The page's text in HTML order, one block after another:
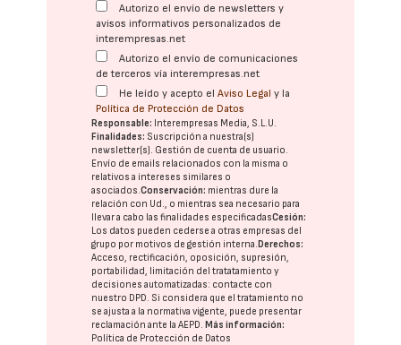
Autorizo el envío de newsletters y
avisos informativos personalizados de
interempresas.net
Autorizo el envío de comunicaciones
de terceros vía interempresas.net
He leído y acepto elAviso Legal y la
Política de Protección de Datos
Responsable: Interempresas Media, S.L.U.
Finalidades: Suscripción a nuestra(s)
newsletter(s). Gestión de cuenta de usuario.
Envío de emails relacionados con la misma o
relativos a intereses similares o
asociados.Conservación: mientras dure la
relación con Ud., o mientras sea necesario para
llevar a cabo las finalidades especificadasCesión:
Los datos pueden cederse a otras empresas del
grupo por motivos de gestión interna.Derechos:
Acceso, rectificación, oposición, supresión,
portabilidad, limitación del tratatamiento y
decisiones automatizadas: contacte con
nuestro DPD . Si considera que el tratamiento no
se ajusta a la normativa vigente, puede presentar
reclamación ante laAEPD .Más información:
Política de Protección de Datos